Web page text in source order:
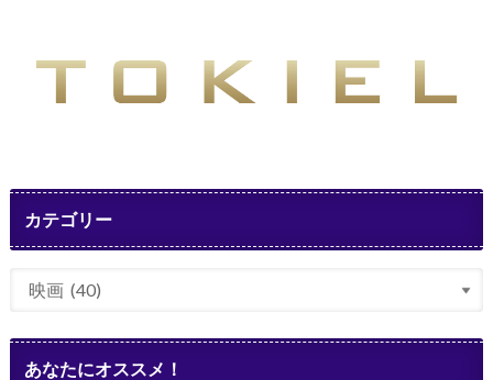
カテゴリー
あなたにオススメ！